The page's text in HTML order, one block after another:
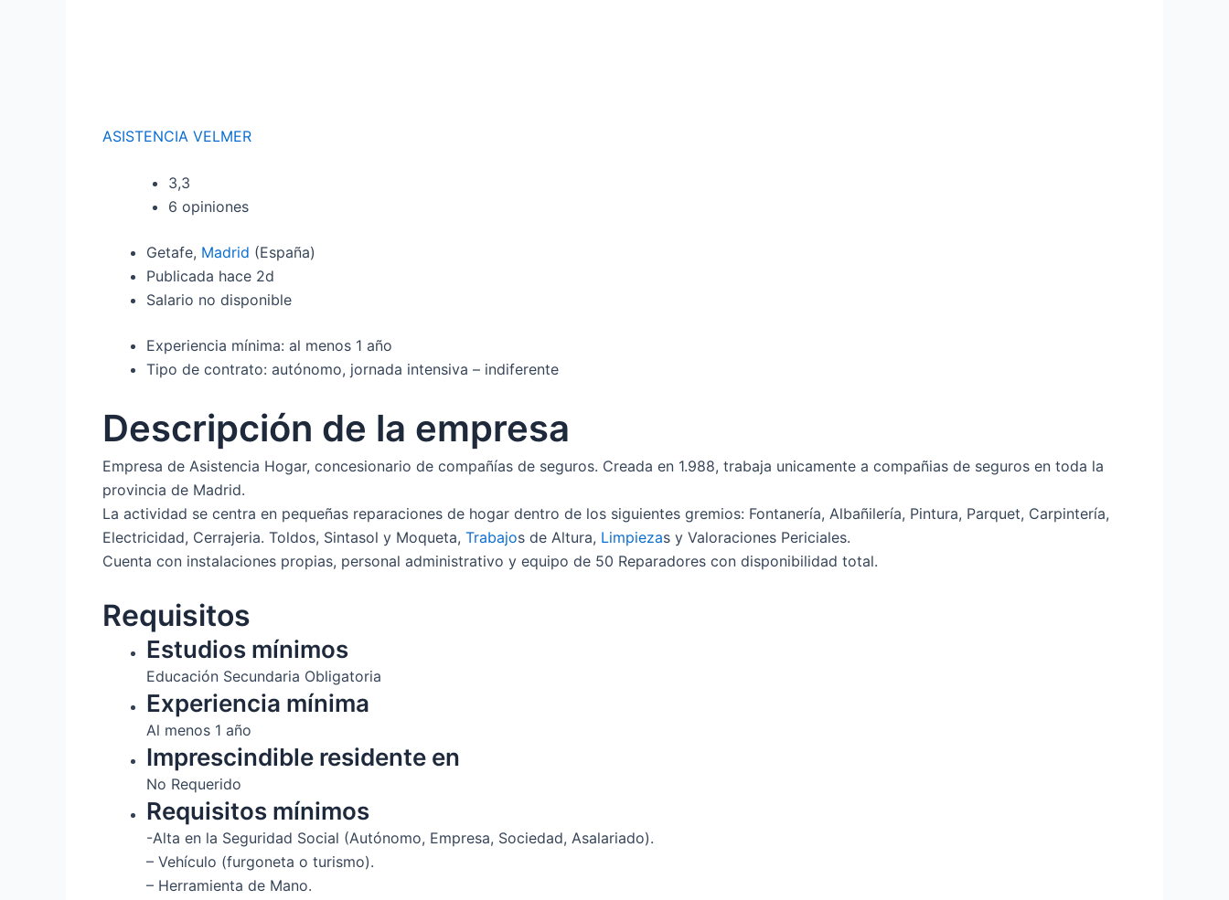
ASISTENCIA VELMER
3,3
6 opiniones
Getafe, Madrid (España)
Publicada hace 2d
Salario no disponible
Experiencia mínima: al menos 1 año
Tipo de contrato: autónomo, jornada intensiva – indiferente
Descripción de la empresa
Empresa de Asistencia Hogar, concesionario de compañías de seguros. Creada en 1.988, trabaja unicamente a compañias de seguros en toda la
provincia de Madrid.
La actividad se centra en pequeñas reparaciones de hogar dentro de los siguientes gremios: Fontanería, Albañilería, Pintura, Parquet, Carpintería,
Electricidad, Cerrajeria. Toldos, Sintasol y Moqueta, Trabajos de Altura, Limpiezas y Valoraciones Periciales.
Cuenta con instalaciones propias, personal administrativo y equipo de 50 Reparadores con disponibilidad total.
Requisitos
Estudios mínimos
Educación Secundaria Obligatoria
Experiencia mínima
Al menos 1 año
Imprescindible residente en
No Requerido
Requisitos mínimos
-Alta en la Seguridad Social (Autónomo, Empresa, Sociedad, Asalariado).
– Vehículo (furgoneta o turismo).
– Herramienta de Mano.